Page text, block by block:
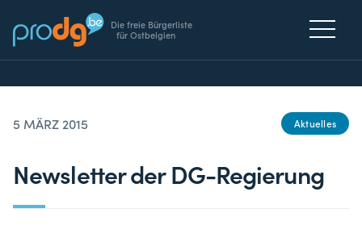
Die freie Bürgerliste
für Ostbelgien
5 MÄRZ 2015 Aktuelles
Newsletter der DG-Regierung